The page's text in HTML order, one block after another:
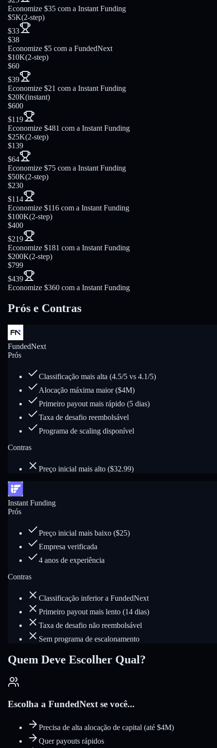
Economize $35 com a Instant Funding
$5K(2-step)
$33
$38
Economize $5 com a FundedNext
$10K(2-step)
$60
$39
Economize $21 com a Instant Funding
$20K(instant)
$600
$119
Economize $481 com a Instant Funding
$25K(2-step)
$139
$64
Economize $75 com a Instant Funding
$50K(2-step)
$230
$114
Economize $116 com a Instant Funding
$100K(2-step)
$400
$219
Economize $181 com a Instant Funding
$200K(2-step)
$799
$439
Economize $360 com a Instant Funding
Prós e Contras
FundedNext
Prós
Classificação mais alta (4.5/5 vs 4.1/5)
Alocação máxima maior ($4M)
Primeiro payout mais rápido (5 dias)
Taxa de desafio reembolsável
Programa de scaling disponível
Contras
Preço inicial mais alto ($32.99)
Instant Funding
Prós
Preço inicial mais baixo ($25)
Empresa verificada
4 anos de experiência
Contras
Classificação inferior a FundedNext
Primeiro payout mais lento (14 dias)
Taxa de desafio não reembolsável
Sem programa de escalonamento
Quem Deve Escolher Qual?
Escolha a FundedNext se você...
Precisa de alta alocação de capital (até $4M)
Quer payouts rápidos